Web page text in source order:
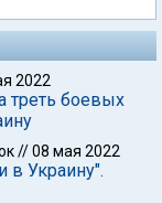
2022
треть боевых
//08 мая 2022
в Украину".